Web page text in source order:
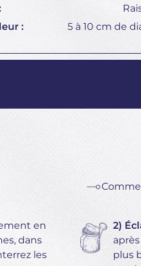
:
5 à 10 cm de
en
dans
les
2)
plus